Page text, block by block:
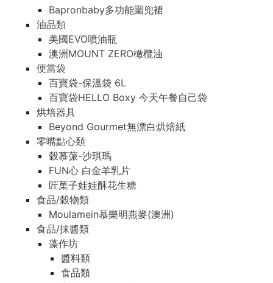
Bapronbaby多功能圍兜裙
油品類
美國EVO噴油瓶
澳洲MOUNT ZERO橄欖油
便當袋
百寶袋-保溫袋 6L
百寶袋HELLO Boxy 今天午餐自己袋
烘培器具
Beyond Gourmet無漂白烘焙紙
零嘴點心類
穀慕蒎-沙琪瑪
FUN心 白金羊乳片
匠菓子娃娃酥花生糖
食品/穀物類
Moulamein慕樂明燕麥(澳洲)
食品/抹醬類
藻作坊
醬料類
食品類